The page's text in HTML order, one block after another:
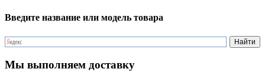
Введите название или модель товара
Мы выполняем доставку